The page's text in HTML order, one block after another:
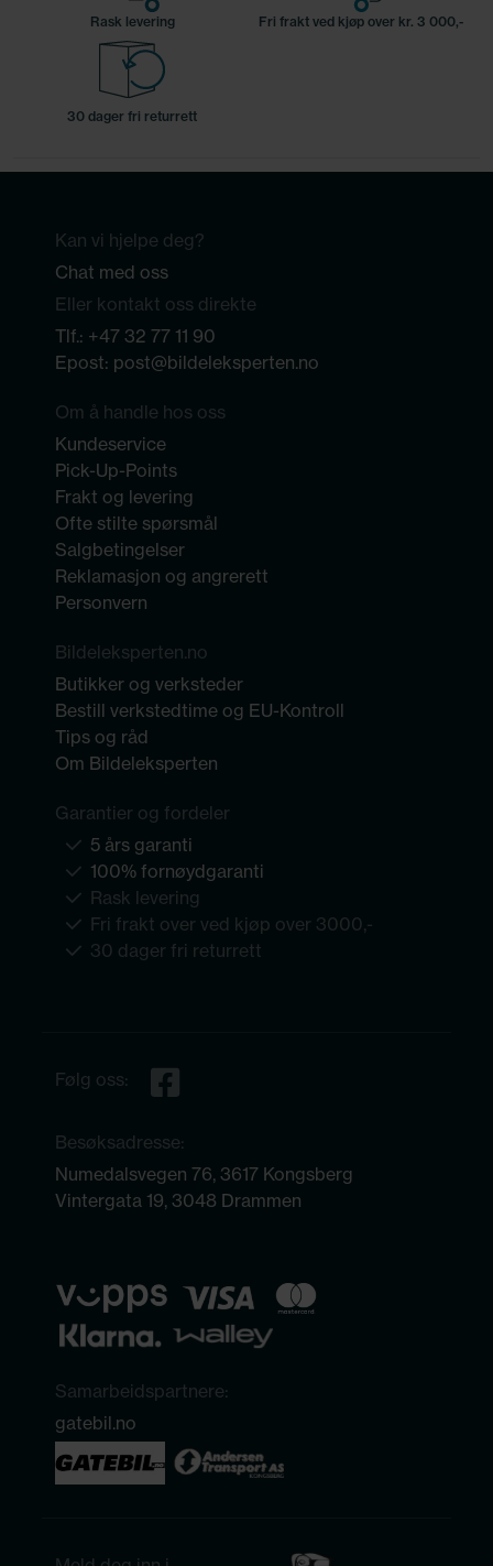
Rask levering Fri frakt ved kjøp over kr. 3 000,-
30 dager fri returrett
Kan vi hjelpe deg?
Chat med oss
Eller kontakt oss direkte
Tlf.: +47 32 77 11 90
Epost: post@bildeleksperten.no
Om å handle hos oss
Kundeservice
Pick-Up-Points
Frakt og levering
Ofte stilte spørsmål
Salgbetingelser
Reklamasjon og angrerett
Personvern
Bildeleksperten.no
Butikker og verksteder
Bestill verkstedtime og EU-Kontroll
Tips og råd
Om Bildeleksperten
Garantier og fordeler
5 års garanti
100% fornøydgaranti
Rask levering
Fri frakt over ved kjøp over 3000,-
30 dager fri returrett
Følg oss:
Besøksadresse:
Numedalsvegen 76, 3617 Kongsberg
Vintergata 19, 3048 Drammen
Samarbeidspartnere:
gatebil.no